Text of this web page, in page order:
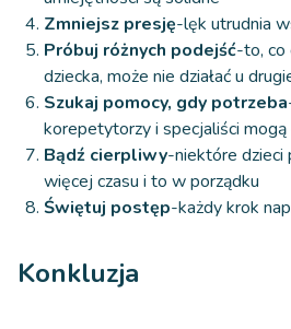
Zmniejsz presję-lęk utrudnia
Próbuj różnych podejść-to, co
dziecka, może nie działać u
Szukaj pomocy, gdy potrzeba
korepetytorzy i specjaliści mogą
Bądź cierpliwy-niektóre
więcej czasu i to w porządku
Świętuj postęp-każdy krok
Konkluzja